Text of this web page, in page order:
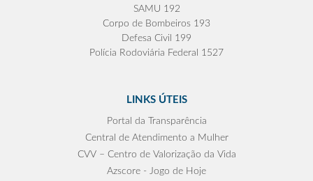
SAMU 192
Corpo de Bombeiros 193
Defesa Civil 199
Polícia Rodoviária Federal 1527
LINKS ÚTEIS
Portal da Transparência
Central de Atendimento a Mulher
CVV – Centro de Valorização da Vida
Azscore - Jogo de Hoje